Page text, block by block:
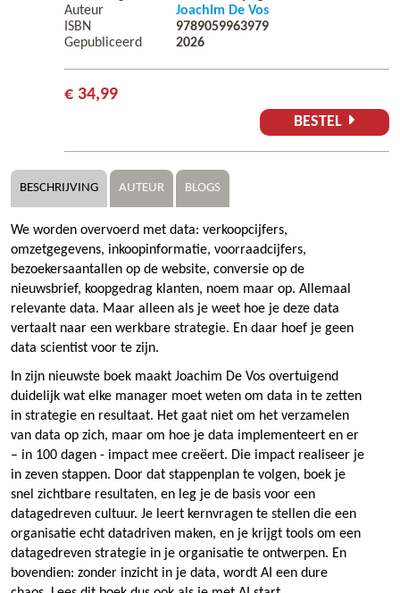
Auteur
Joachim De Vos
ISBN
9789059963979
Gepubliceerd
2026
€ 34,99
BESTEL
BESCHRIJVING AUTEUR BLOGS
We worden overvoerd met data: verkoopcijfers,
omzetgegevens, inkoopinformatie, voorraadcijfers,
bezoekersaantallen op de website, conversie op de
nieuwsbrief, koopgedrag klanten, noem maar op. Allemaal
relevante data. Maar alleen als je weet hoe je deze data
vertaalt naar een werkbare strategie. En daar hoef je geen
data scientist voor te zijn.
In zijn nieuwste boek maakt Joachim De Vos overtuigend
duidelijk wat elke manager moet weten om data in te zetten
in strategie en resultaat. Het gaat niet om het verzamelen
van data op zich, maar om hoe je data implementeert en er
– in 100 dagen - impact mee creëert. Die impact realiseer je
in zeven stappen. Door dat stappenplan te volgen, boek je
snel zichtbare resultaten, en leg je de basis voor een
datagedreven cultuur. Je leert kernvragen te stellen die een
organisatie echt datadriven maken, en je krijgt tools om een
datagedreven strategie in je organisatie te ontwerpen. En
bovendien: zonder inzicht in je data, wordt AI een dure